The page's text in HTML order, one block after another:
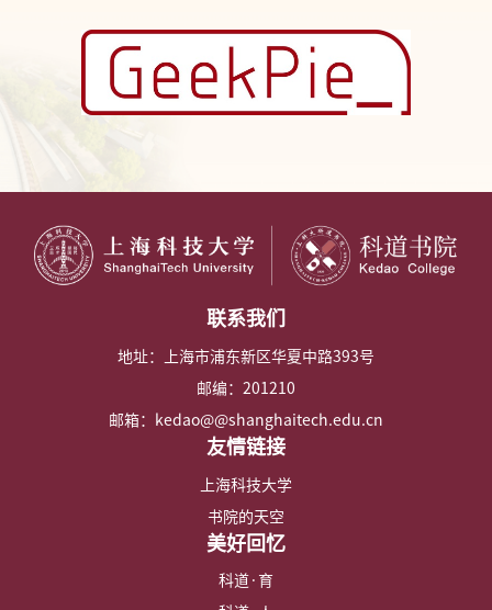
联系我们
地址：上海市浦东新区华夏中路393号
邮编：201210
邮箱：kedao@@shanghaitech.edu.cn
友情链接
上海科技大学
书院的天空
美好回忆
科道·育